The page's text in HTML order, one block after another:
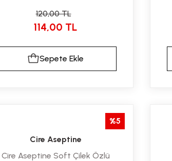
120,00 TL
114,00 TL
Sepete Ekle
%5
Cire Aseptine
Cire Aseptine Soft Çilek Özlü